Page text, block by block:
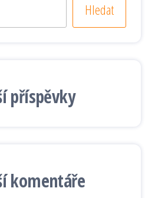
Hledat
příspěvky
komentáře